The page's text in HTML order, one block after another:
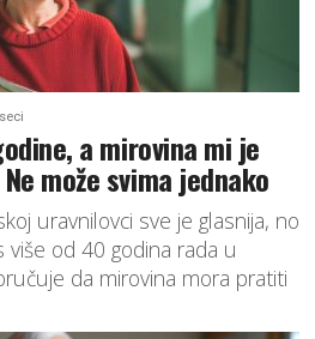
a mirovina mi je
može svima jednako
uravnilovci sve je glasnija, no
više od 40 godina rada u
da mirovina mora pratiti